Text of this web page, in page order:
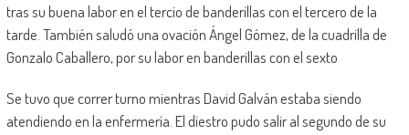
tras su buena labor en el tercio de banderillas con el tercero de la
tarde. También saludó una ovación Ángel Gómez, de la cuadrilla de
Gonzalo Caballero, por su labor en banderillas con el sexto
Se tuvo que correr turno mientras David Galván estaba siendo
atendiendo en la enfermería. El diestro pudo salir al segundo de su